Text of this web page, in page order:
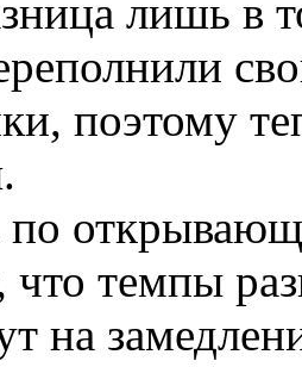
лишь в
поэтому
по
что темпы
на